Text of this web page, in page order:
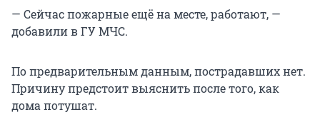
— Сейчас пожарные ещё на месте, работают, —
добавили в ГУ МЧС.
По предварительным данным, пострадавших нет.
Причину предстоит выяснить после того, как
дома потушат.